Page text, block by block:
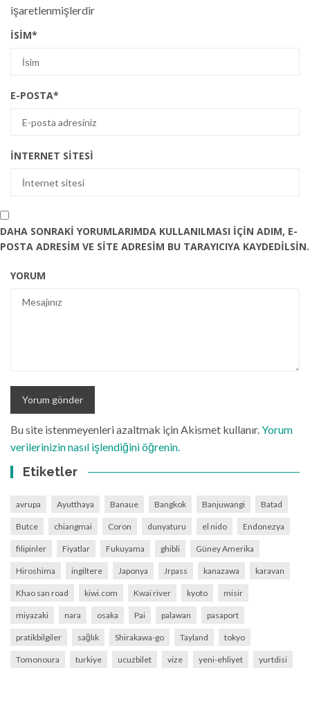
işaretlenmişlerdir
İSIM*
E-POSTA*
İNTERNET SITESI
DAHA SONRAKI YORUMLARIMDA KULLANILMASI IÇIN ADIM, E-
POSTA ADRESIM VE SITE ADRESIM BU TARAYICIYA KAYDEDILSIN.
YORUM
Bu site istenmeyenleri azaltmak için Akismet kullanır.Yorum
verilerinizin nasıl işlendiğini öğrenin.
Etiketler
avrupa Ayutthaya Banaue Bangkok Banjuwangi Batad
Butce chiangmai Coron dunyaturu el nido Endonezya
filipinler Fiyatlar Fukuyama ghibli Güney Amerika
Hiroshima ingiltere Japonya Jrpass kanazawa karavan
Khao san road kiwi.com Kwai river kyoto misir
miyazaki nara osaka Pai palawan pasaport
pratikbilgiler sağlık Shirakawa-go Tayland tokyo
Tomonoura turkiye ucuzbilet vize yeni-ehliyet yurtdisi